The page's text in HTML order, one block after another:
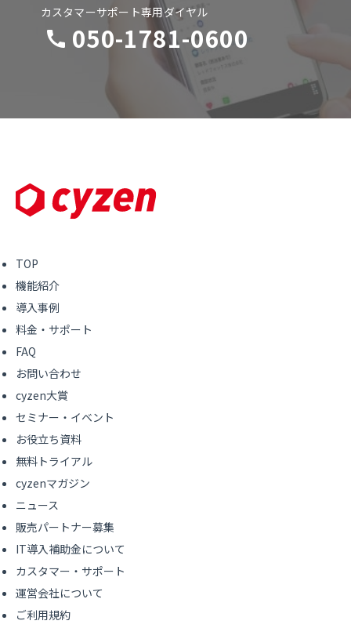
カスタマーサポート専用ダイヤル
050-1781-0600
TOP
機能紹介
導入事例
料金・サポート
FAQ
お問い合わせ
cyzen大賞
セミナー・イベント
お役立ち資料
無料トライアル
cyzenマガジン
ニュース
販売パートナー募集
IT導入補助金について
カスタマー・サポート
運営会社について
ご利用規約